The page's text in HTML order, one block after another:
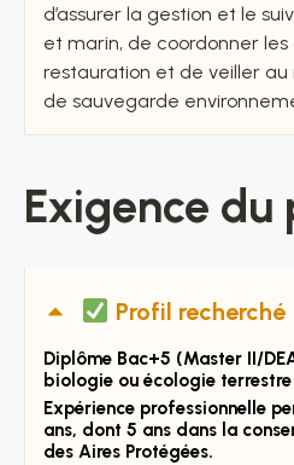
d’assurer la gestion et le
et marin, de coordonner les
restauration et de veiller
de sauvegarde
Exigence du
Profil recherché
Diplôme Bac+5 (Master II/
biologie ou écologie
Expérience professionnelle
ans, dont 5 ans dans la
des Aires Protégées.